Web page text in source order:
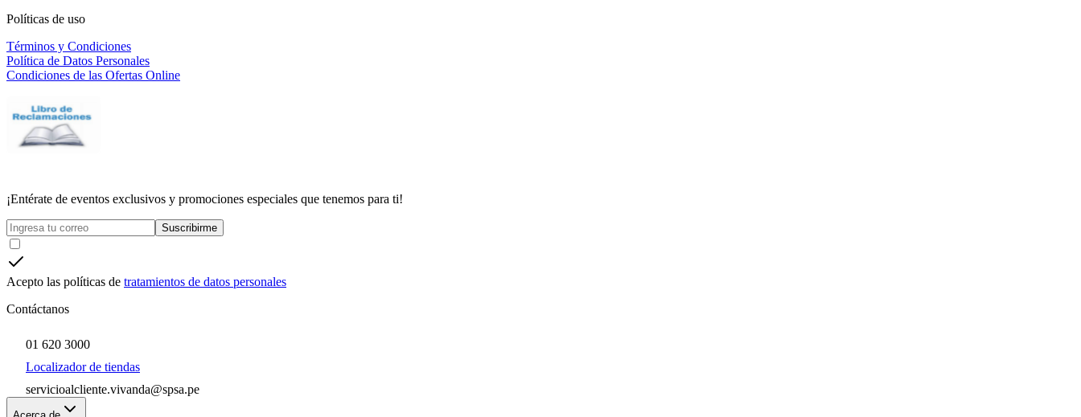
Políticas de uso
Términos y Condiciones
Política de Datos Personales
Condiciones de las Ofertas Online
¡Entérate de eventos exclusivos y promociones especiales que tenemos para ti!
Suscribirme
Acepto las políticas de tratamientos de datos personales
Contáctanos
01 620 3000
Localizador de tiendas
servicioalcliente.vivanda@spsa.pe